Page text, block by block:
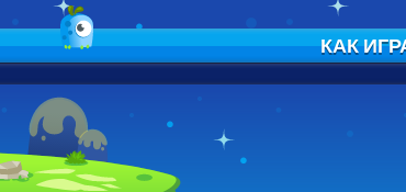
КАК